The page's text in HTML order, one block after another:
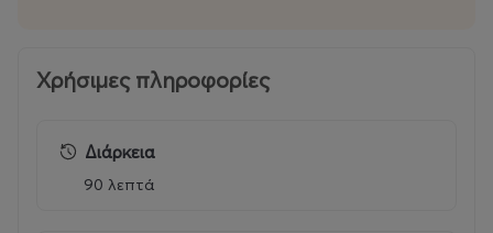
Χρήσιμες πληροφορίες
Διάρκεια
90 λεπτά